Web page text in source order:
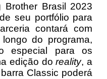
Brasil 2023
seu portfólio para
contará com
do programa,
especial para os
edição doreality, a
Classic poderá